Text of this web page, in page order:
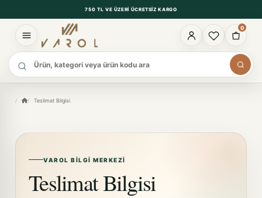
750 TL VE ÜZERI ÜCRETSIZ KARGO
0
Ürün ara
Teslimat Bilgisi
VAROL BILGI MERKEZI
Teslimat Bilgisi